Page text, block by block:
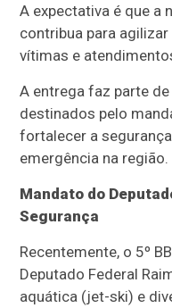
A expectativa é que a
contribua para
vítimas e
A entrega faz parte
destinados pelo
fortalecer a
emergência na região.
Mandato do
Segurança
Recentemente, o 5º
Deputado Federal
aquática (jet-ski) e